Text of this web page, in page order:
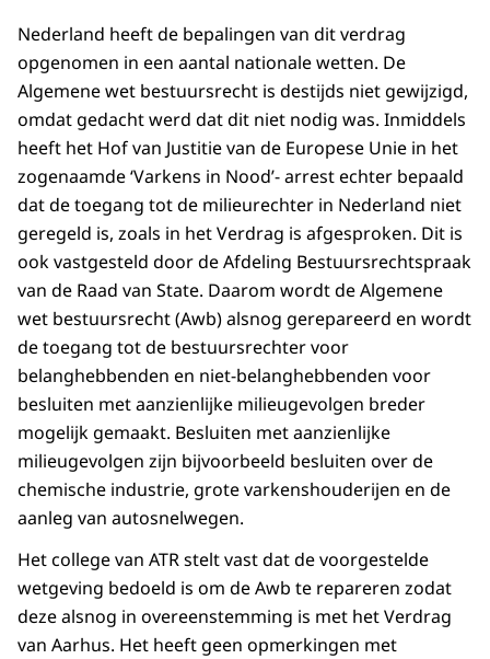
Nederland heeft de bepalingen van dit verdrag
opgenomen in een aantal nationale wetten. De
Algemene wet bestuursrecht is destijds niet gewijzigd,
omdat gedacht werd dat dit niet nodig was. Inmiddels
heeft het Hof van Justitie van de Europese Unie in het
zogenaamde ‘Varkens in Nood’- arrest echter bepaald
dat de toegang tot de milieurechter in Nederland niet
geregeld is, zoals in het Verdrag is afgesproken. Dit is
ook vastgesteld door de Afdeling Bestuursrechtspraak
van de Raad van State. Daarom wordt de Algemene
wet bestuursrecht (Awb) alsnog gerepareerd en wordt
de toegang tot de bestuursrechter voor
belanghebbenden en niet-belanghebbenden voor
besluiten met aanzienlijke milieugevolgen breder
mogelijk gemaakt. Besluiten met aanzienlijke
milieugevolgen zijn bijvoorbeeld besluiten over de
chemische industrie, grote varkenshouderijen en de
aanleg van autosnelwegen.
Het college van ATR stelt vast dat de voorgestelde
wetgeving bedoeld is om de Awb te repareren zodat
deze alsnog in overeenstemming is met het Verdrag
van Aarhus. Het heeft geen opmerkingen met